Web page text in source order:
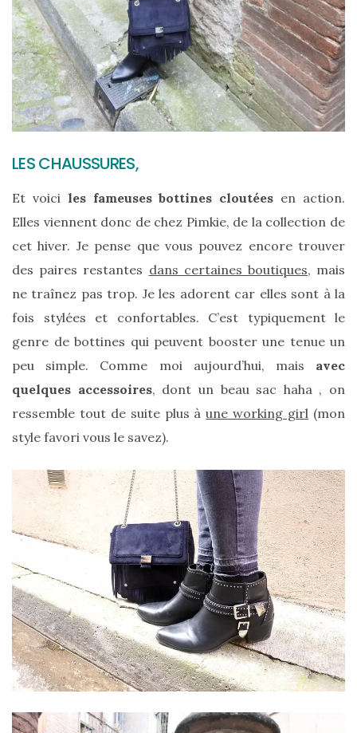
alternatives
éco-
responsables
au
cuir
11/04/2026
Comparatif :
sacs
Monceau
Marly
Ateliers
Auguste,
lequel
choisir
?
02/05/2026
DU BLOG
LES CHAUSSURES,
Et voici les fameuses bottines cloutées en action.
Elles viennent donc de chez Pimkie, de la collection de
cet hiver. Je pense que vous pouvez encore trouver
des paires restantes dans certaines boutiques, mais
ne traînez pas trop. Je les adorent car elles sont à la
fois stylées et confortables. C’est typiquement le
genre de bottines qui peuvent booster une tenue un
peu simple. Comme moi aujourd’hui, mais avec
quelques accessoires, dont un beau sac haha , on
ressemble tout de suite plus àune working girl (mon
style favori vous le savez).